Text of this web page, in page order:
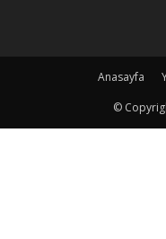
Anasayfa
©